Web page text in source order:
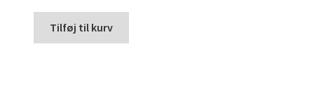
Tilføj til kurv